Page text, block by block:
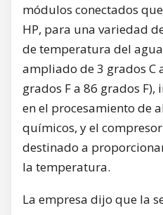
módulos conectados
HP, para una variedad
de temperatura del
ampliado de 3 grados C
grados F a 86 grados
en el procesamiento de
químicos, y el
destinado a
la temperatura.
La empresa dijo que la